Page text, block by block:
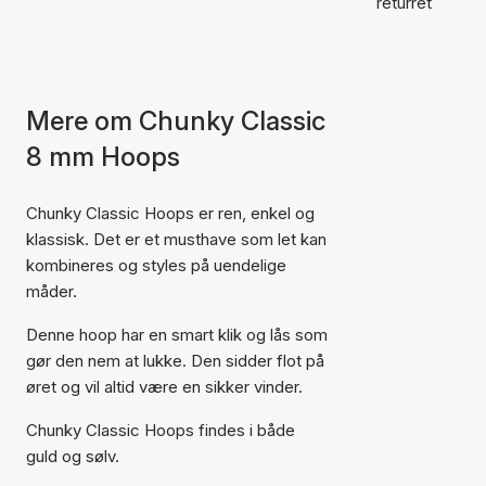
Mere om Chunky Classic
8 mm Hoops
Chunky Classic Hoops er ren, enkel og
klassisk. Det er et musthave som let kan
kombineres og styles på uendelige
måder.
Denne hoop har en smart klik og lås som
gør den nem at lukke. Den sidder flot på
øret og vil altid være en sikker vinder.
Chunky Classic Hoops findes i både
guld og sølv.